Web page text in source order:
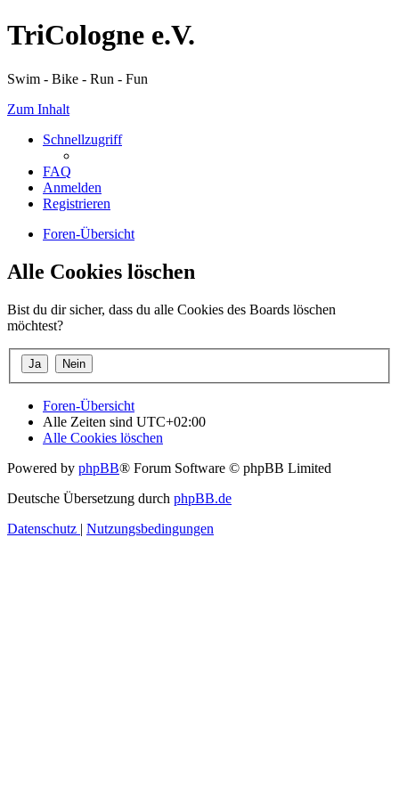
TriCologne e.V.
Swim - Bike - Run - Fun
Zum Inhalt
Schnellzugriff
FAQ
Anmelden
Registrieren
Foren-Übersicht
Alle Cookies löschen
Bist du dir sicher, dass du alle Cookies des Boards löschen
möchtest?
Foren-Übersicht
Alle Zeiten sind UTC+02:00
Alle Cookies löschen
Powered by phpBB® Forum Software © phpBB Limited
Deutsche Übersetzung durch phpBB.de
Datenschutz | Nutzungsbedingungen